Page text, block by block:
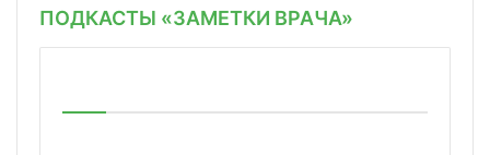
ПОДКАСТЫ «ЗАМЕТКИ ВРАЧА»